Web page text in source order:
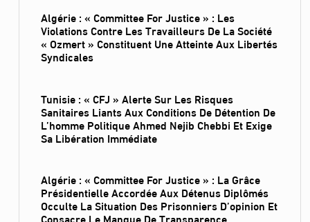
Algérie : « Committee For Justice » : Les
Violations Contre Les Travailleurs De La Société
« Ozmert » Constituent Une Atteinte Aux Libertés
Syndicales
Tunisie : « CFJ » Alerte Sur Les Risques
Sanitaires Liants Aux Conditions De Détention De
L’homme Politique Ahmed Nejib Chebbi Et Exige
Sa Libération Immédiate
Algérie : « Committee For Justice » : La Grâce
Présidentielle Accordée Aux Détenus Diplômés
Occulte La Situation Des Prisonniers D’opinion Et